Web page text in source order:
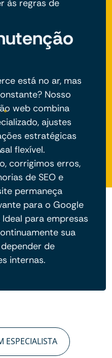
às regras de
está no ar, mas
Nosso
web combina
ajustes
estratégicas
flexível.
corrigimos erros,
de SEO e
permaneça
para o Google
para empresas
sua
de
internas.
ESPECIALISTA